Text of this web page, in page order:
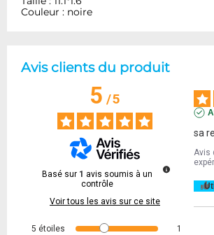
Couleur : noire
Avis clients du produit
5/5
Basé sur 1 avis soumis à un
contrôle
Voir tous les avis sur ce site
5 étoiles
1
sa
Avis